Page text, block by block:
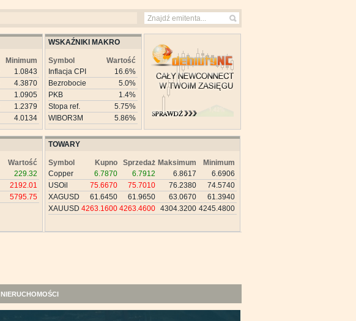
Minimum
1.0843
4.3870
1.0905
1.2379
4.0134
WSKAŹNIKI MAKRO
Symbol
Wartość
Inflacja CPI
16.6%
Bezrobocie
5.0%
PKB
1.4%
Stopa ref.
5.75%
WIBOR3M
5.86%
Wartość
229.32
2192.01
5795.75
TOWARY
Symbol Kupno Sprzedaż Maksimum
Minimum
Copper
6.7870 6.7912 6.8617
6.6906
USOil
75.6670 75.7010 76.2380
74.5740
XAGUSD
61.6450 61.9650 63.0670
61.3940
XAUUSD 4263.1600 4263.4600 4304.3200 4245.4800
NIERUCHOMOŚCI